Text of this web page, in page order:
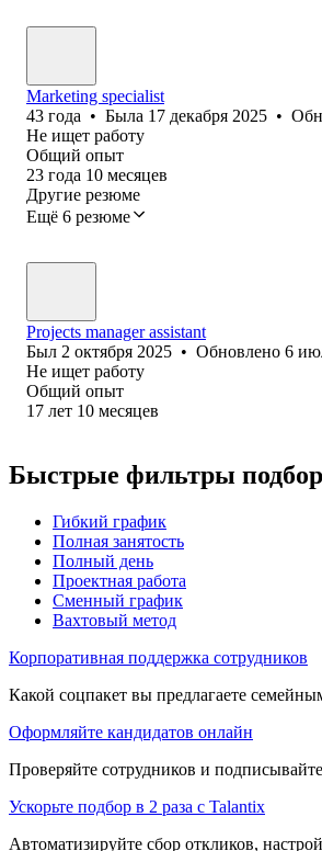
Marketing specialist
43 года • Была 17 декабря 2025 •
Не ищет работу
Общий опыт
23 года 10 месяцев
Другие резюме
Ещё 6 резюме
Projects manager assistant
Был 2 октября 2025 • Обновлено 6
Не ищет работу
Общий опыт
17 лет 10 месяцев
Быстрые фильтры
Гибкий график
Полная занятость
Полный день
Проектная работа
Сменный график
Вахтовый метод
Корпоративная поддержка сотрудников
Какой соцпакет вы предлагаете
Оформляйте кандидатов онлайн
Проверяйте сотрудников и
Ускорьте подбор в 2 раза с Talantix
Автоматизируйте сбор откликов,